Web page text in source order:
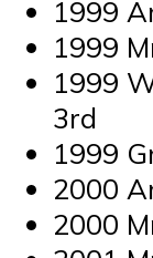
1999
1999
1999
3rd
1999
2000
2000